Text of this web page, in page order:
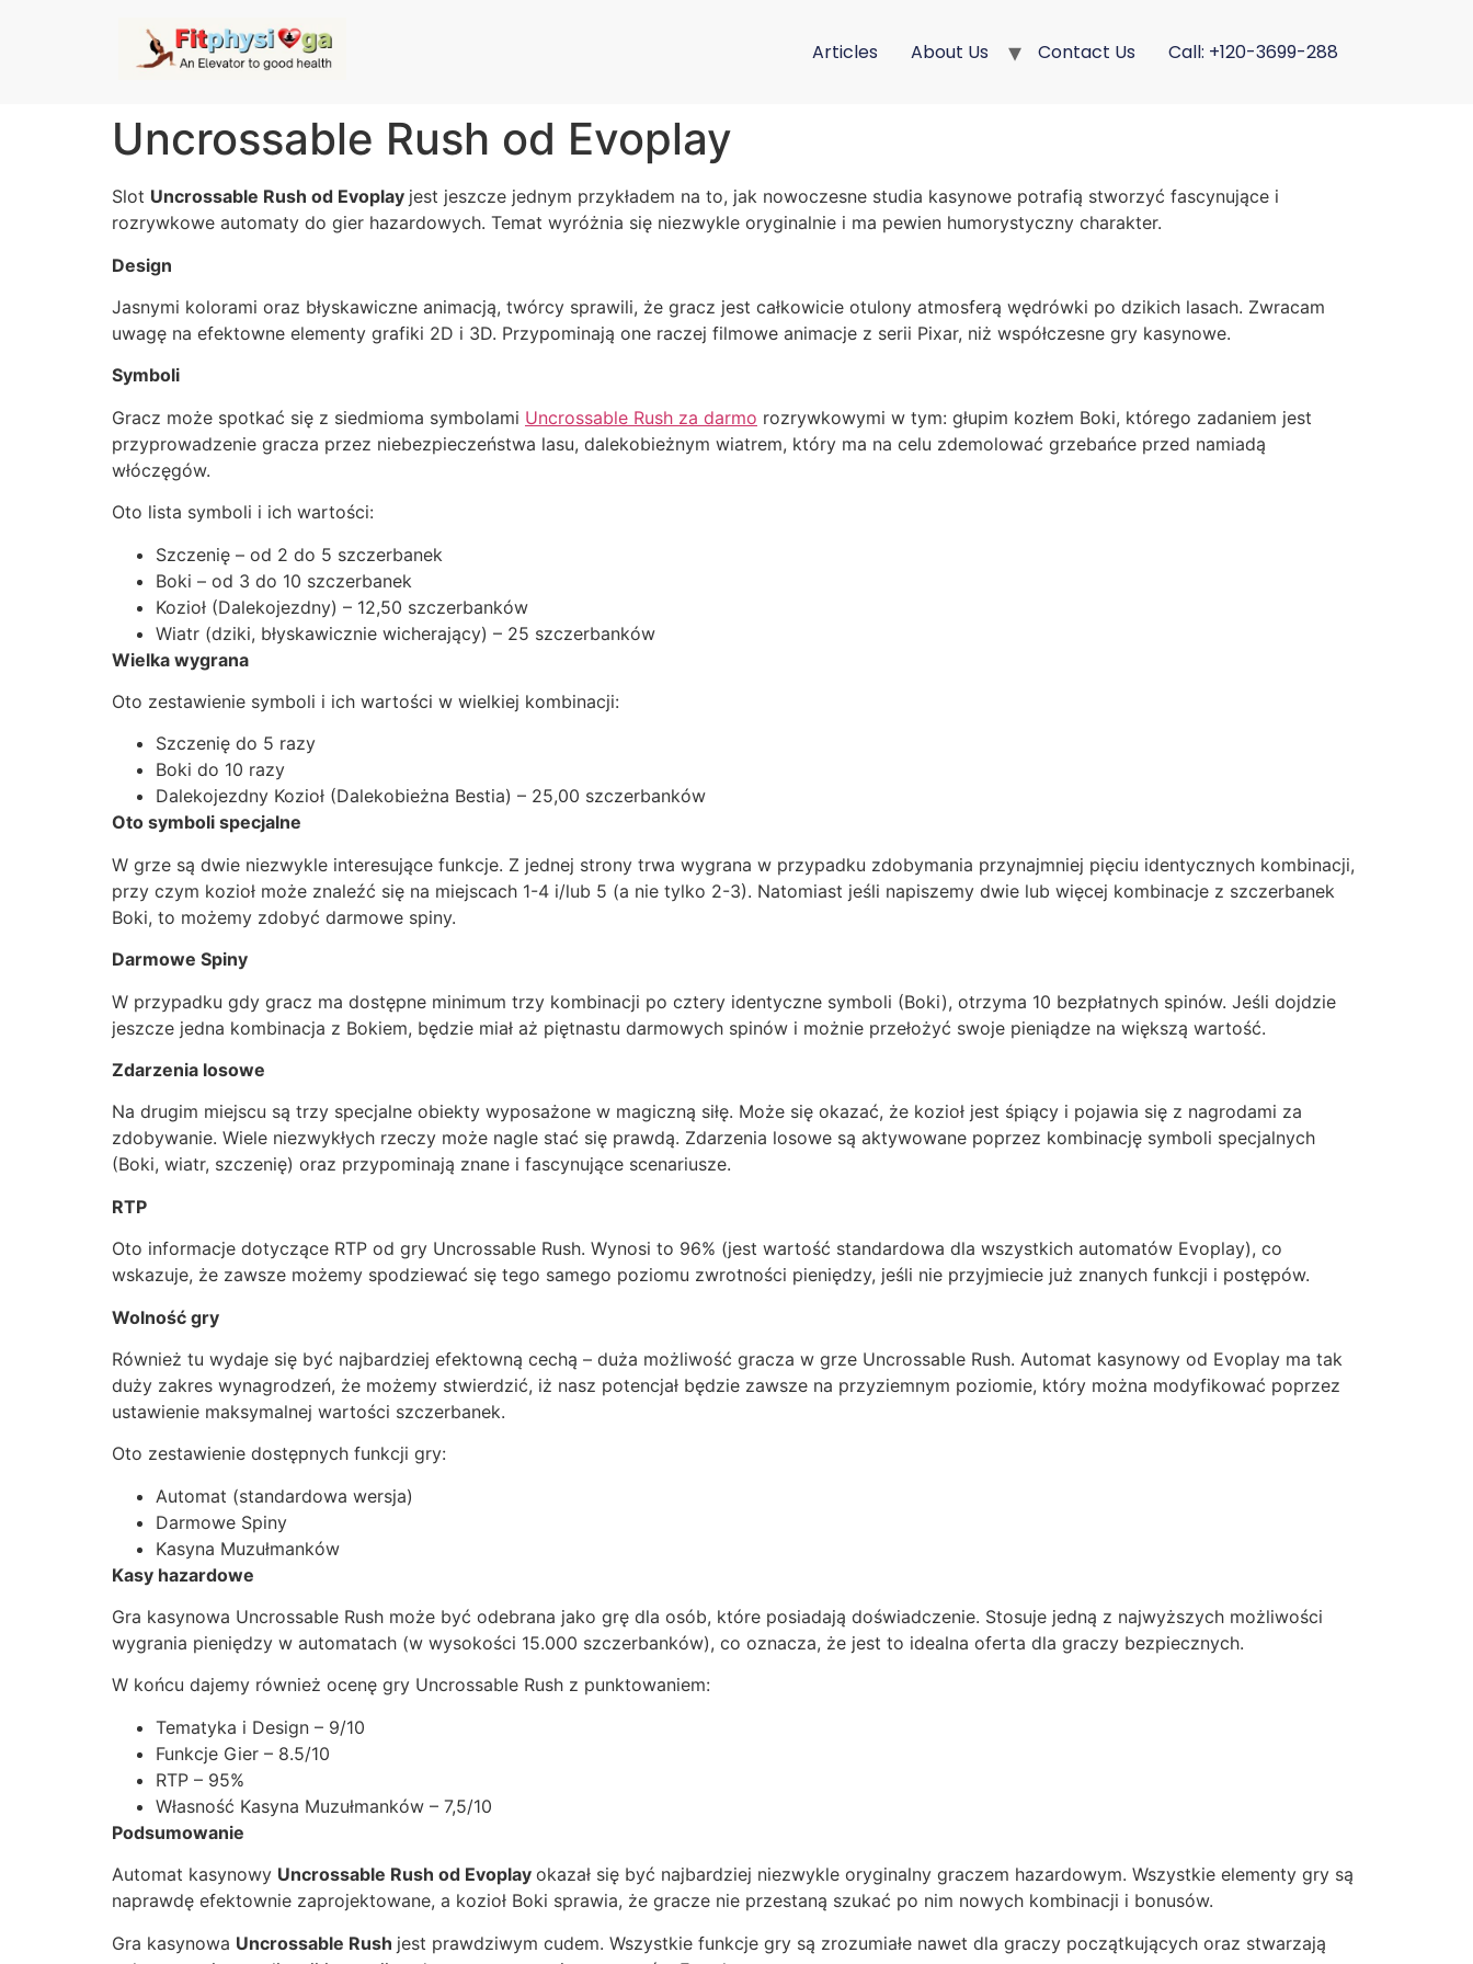
Articles About Us Contact Us Call: +120-3699-288
Uncrossable Rush od Evoplay
Slot Uncrossable Rush od Evoplay jest jeszcze jednym przykładem na to, jak nowoczesne studia kasynowe potrafią stworzyć fascynujące i
rozrywkowe automaty do gier hazardowych. Temat wyróżnia się niezwykle oryginalnie i ma pewien humorystyczny charakter.
Design
Jasnymi kolorami oraz błyskawiczne animacją, twórcy sprawili, że gracz jest całkowicie otulony atmosferą wędrówki po dzikich lasach. Zwracam
uwagę na efektowne elementy grafiki 2D i 3D. Przypominają one raczej filmowe animacje z serii Pixar, niż współczesne gry kasynowe.
Symboli
Gracz może spotkać się z siedmioma symbolami Uncrossable Rush za darmo rozrywkowymi w tym: głupim kozłem Boki, którego zadaniem jest
przyprowadzenie gracza przez niebezpieczeństwa lasu, dalekobieżnym wiatrem, który ma na celu zdemolować grzebańce przed namiadą
włóczęgów.
Oto lista symboli i ich wartości:
Szczenię – od 2 do 5 szczerbanek
Boki – od 3 do 10 szczerbanek
Kozioł (Dalekojezdny) – 12,50 szczerbanków
Wiatr (dziki, błyskawicznie wicherający) – 25 szczerbanków
Wielka wygrana
Oto zestawienie symboli i ich wartości w wielkiej kombinacji:
Szczenię do 5 razy
Boki do 10 razy
Dalekojezdny Kozioł (Dalekobieżna Bestia) – 25,00 szczerbanków
Oto symboli specjalne
W grze są dwie niezwykle interesujące funkcje. Z jednej strony trwa wygrana w przypadku zdobymania przynajmniej pięciu identycznych kombinacji,
przy czym kozioł może znaleźć się na miejscach 1-4 i/lub 5 (a nie tylko 2-3). Natomiast jeśli napiszemy dwie lub więcej kombinacje z szczerbanek
Boki, to możemy zdobyć darmowe spiny.
Darmowe Spiny
W przypadku gdy gracz ma dostępne minimum trzy kombinacji po cztery identyczne symboli (Boki), otrzyma 10 bezpłatnych spinów. Jeśli dojdzie
jeszcze jedna kombinacja z Bokiem, będzie miał aż piętnastu darmowych spinów i możnie przełożyć swoje pieniądze na większą wartość.
Zdarzenia losowe
Na drugim miejscu są trzy specjalne obiekty wyposażone w magiczną siłę. Może się okazać, że kozioł jest śpiący i pojawia się z nagrodami za
zdobywanie. Wiele niezwykłych rzeczy może nagle stać się prawdą. Zdarzenia losowe są aktywowane poprzez kombinację symboli specjalnych
(Boki, wiatr, szczenię) oraz przypominają znane i fascynujące scenariusze.
RTP
Oto informacje dotyczące RTP od gry Uncrossable Rush. Wynosi to 96% (jest wartość standardowa dla wszystkich automatów Evoplay), co
wskazuje, że zawsze możemy spodziewać się tego samego poziomu zwrotności pieniędzy, jeśli nie przyjmiecie już znanych funkcji i postępów.
Wolność gry
Również tu wydaje się być najbardziej efektowną cechą – duża możliwość gracza w grze Uncrossable Rush. Automat kasynowy od Evoplay ma tak
duży zakres wynagrodzeń, że możemy stwierdzić, iż nasz potencjał będzie zawsze na przyziemnym poziomie, który można modyfikować poprzez
ustawienie maksymalnej wartości szczerbanek.
Oto zestawienie dostępnych funkcji gry:
Automat (standardowa wersja)
Darmowe Spiny
Kasyna Muzułmanków
Kasy hazardowe
Gra kasynowa Uncrossable Rush może być odebrana jako grę dla osób, które posiadają doświadczenie. Stosuje jedną z najwyższych możliwości
wygrania pieniędzy w automatach (w wysokości 15.000 szczerbanków), co oznacza, że jest to idealna oferta dla graczy bezpiecznych.
W końcu dajemy również ocenę gry Uncrossable Rush z punktowaniem:
Tematyka i Design – 9/10
Funkcje Gier – 8.5/10
RTP – 95%
Własność Kasyna Muzułmanków – 7,5/10
Podsumowanie
Automat kasynowy Uncrossable Rush od Evoplay okazał się być najbardziej niezwykle oryginalny graczem hazardowym. Wszystkie elementy gry są
naprawdę efektownie zaprojektowane, a kozioł Boki sprawia, że gracze nie przestaną szukać po nim nowych kombinacji i bonusów.
Gra kasynowa Uncrossable Rush jest prawdziwym cudem. Wszystkie funkcje gry są zrozumiałe nawet dla graczy początkujących oraz stwarzają